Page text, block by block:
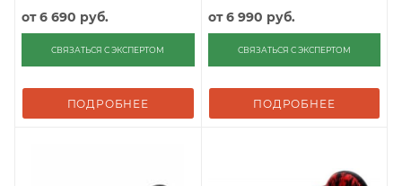
от6 690 руб.
СВЯЗАТЬСЯ С ЭКСПЕРТОМ
ПОДРОБНЕЕ
от6 990 руб.
СВЯЗАТЬСЯ С ЭКСПЕРТОМ
ПОДРОБНЕЕ